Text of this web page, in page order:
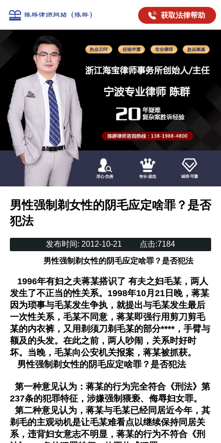
获取法律帮助
男性强制剃女性的阴毛应定啥罪？是否
犯法
发布时间: 2012-10-21 点击:7184
男性强制剃女性的阴毛应定啥罪？是否犯法
1996年有妇之夫蒋某搭识了 有夫之妇毛某，两人
发生了不正当的性关系。1998年10月21日晚，蒋某
因为琐事与毛某发生争执，就提出与毛某发生最后
一次性关系，毛某不同意，蒋某即强行用剪刀剪毛
某的内衣裤，又用剃须刀剃毛某的部分****，手臂与
额及的头发。在此之前，两人吵闹，关系时好时
坏。当晚，毛某向公安机关报案，蒋某被抓获。
男性强制剃女性的阴毛应定啥罪？是否犯法
第一种意见认为：蒋某的行为完全符合《刑法》第
237条的犯罪特征，涉嫌强制猥亵、侮辱妇女罪。
第二种意见认为，蒋某与毛某已经同居近今年，其
剃毛的主观动机是让毛某难看点以继续保持同居关
系，违背妇女意志不明显，蒋某的行为不符合《刑